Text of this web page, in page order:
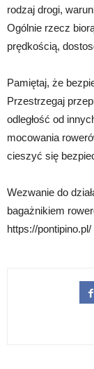
rodzaj drogi,
Ogólnie rzecz
prędkością,
Pamiętaj, że
Przestrzegaj
odległość od
mocowania
cieszyć się
Wezwanie do
bagażnikiem
https://